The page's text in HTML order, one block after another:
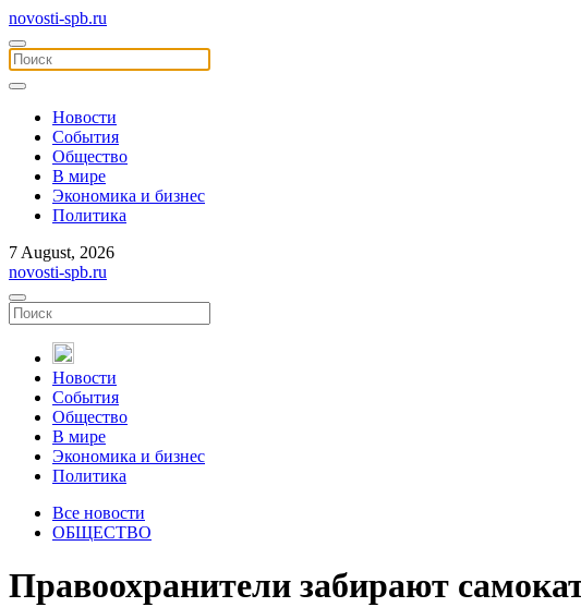
novosti-spb.ru
Новости
События
Общество
В мире
Экономика и бизнес
Политика
7 August, 2026
novosti-spb.ru
Новости
События
Общество
В мире
Экономика и бизнес
Политика
Все новости
ОБЩЕСТВО
Правоохранители забирают